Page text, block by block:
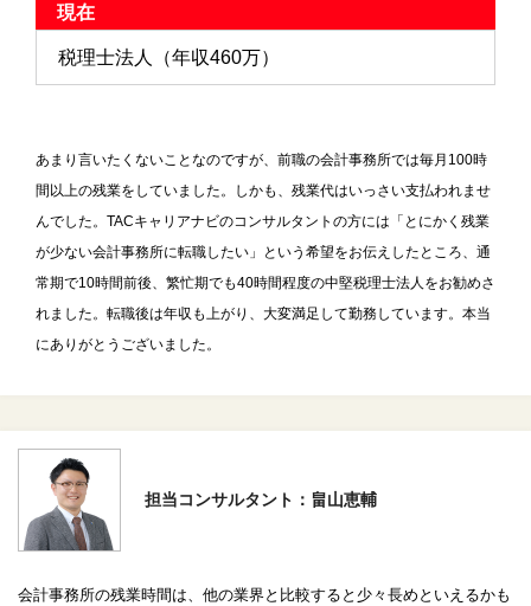
現在
税理士法人（年収460万）
あまり言いたくないことなのですが、前職の会計事務所では毎月100時
間以上の残業をしていました。しかも、残業代はいっさい支払われませ
んでした。TACキャリアナビのコンサルタントの方には「とにかく残業
が少ない会計事務所に転職したい」という希望をお伝えしたところ、通
常期で10時間前後、繁忙期でも40時間程度の中堅税理士法人をお勧めさ
れました。転職後は年収も上がり、大変満足して勤務しています。本当
にありがとうございました。
担当コンサルタント：畠山恵輔
会計事務所の残業時間は、他の業界と比較すると少々長めといえるかも